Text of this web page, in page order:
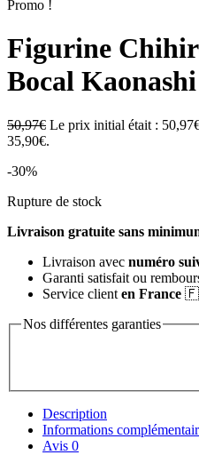
Promo !
Figurine
Bocal
50,97€ Le prix initial était :
35,90€.
-30%
Rupture de stock
Livraison gratuite sans
Livraison avec numéro
Garanti satisfait ou
Service client en France
Nos différentes garanties
Description
Informations
Avis 0